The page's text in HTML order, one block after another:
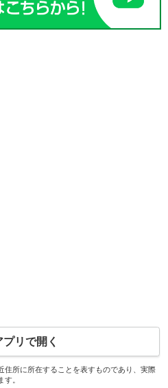
リで開く
所に所在することを表すものであり、実際
。